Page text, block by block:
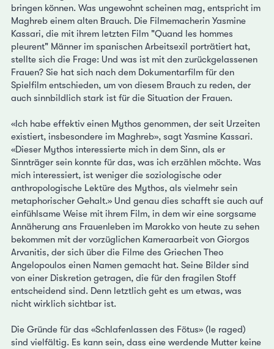
bringen können. Was ungewohnt scheinen mag, entspricht im
Maghreb einem alten Brauch. Die Filmemacherin Yasmine
Kassari, die mit ihrem letzten Film "Quand les hommes
pleurent" Männer im spanischen Arbeitsexil porträtiert hat,
stellte sich die Frage: Und was ist mit den zurückgelassenen
Frauen? Sie hat sich nach dem Dokumentarfilm für den
Spielfilm entschieden, um von diesem Brauch zu reden, der
auch sinnbildlich stark ist für die Situation der Frauen.
«Ich habe effektiv einen Mythos genommen, der seit Urzeiten
existiert, insbesondere im Maghreb», sagt Yasmine Kassari.
«Dieser Mythos interessierte mich in dem Sinn, als er
Sinnträger sein konnte für das, was ich erzählen möchte. Was
mich interessiert, ist weniger die soziologische oder
anthropologische Lektüre des Mythos, als vielmehr sein
metaphorischer Gehalt.» Und genau dies schafft sie auch auf
einfühlsame Weise mit ihrem Film, in dem wir eine sorgsame
Annäherung ans Frauenleben im Marokko von heute zu sehen
bekommen mit der vorzüglichen Kameraarbeit von Giorgos
Arvanitis, der sich über die Filme des Griechen Theo
Angelopoulos einen Namen gemacht hat. Seine Bilder sind
von einer Diskretion getragen, die für den fragilen Stoff
entscheidend sind. Denn letztlich geht es um etwas, was
nicht wirklich sichtbar ist.
Die Gründe für das «Schlafenlassen des Fötus» (le raged)
sind vielfältig. Es kann sein, dass eine werdende Mutter keine